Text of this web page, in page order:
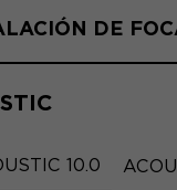
DE
10.0